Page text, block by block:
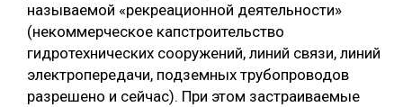
ДЕРЕВЯННОЕ ДОМОСТРОЕНИЕ
БЕЗОПАСНОЕ ПРОИЗВОДСТВО
СОРТИРОВКА ДРЕВЕСИНЫ
называемой «рекреационной деятельности»
(некоммерческое капстроительство
гидротехнических сооружений, линий связи, линий
электропередачи, подземных трубопроводов
разрешено и сейчас). При этом застраиваемые